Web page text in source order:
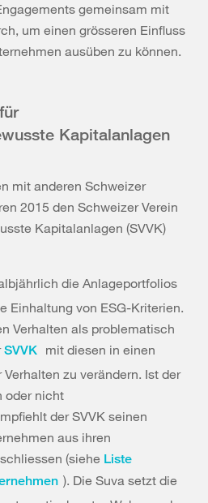
gemeinsam mit
um einen grösseren Einfluss
ausüben zu können.
Kapitalanlagen
mit anderen Schweizer
2015 den Schweizer Verein
Kapitalanlagen (SVVK)
die Anlageportfolios
Einhaltung von ESG-Kriterien.
Verhalten als problematisch
SVVK mit diesen in einen
zu verändern. Ist der
oder nicht
der SVVK seinen
aus ihren
(siehe Liste
). Die Suva setzt die